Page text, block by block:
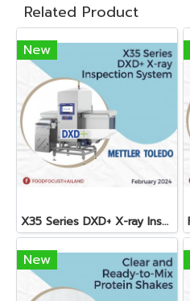
Related Product
New
X35 Series DXD+ X-ray Inspection System
New